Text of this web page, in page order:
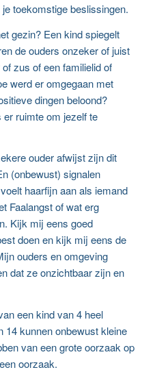
toekomstige beslissingen.
gezin? Een kind spiegelt
de ouders onzeker of juist
zus of een familielid of
werd er omgegaan met
dingen beloond?
ruimte om jezelf te
ouder afwijst zijn dit
(onbewust) signalen
haarfijn aan als iemand
Faalangst of wat erg
Kijk mij eens goed
doen en kijk mij eens de
ouders en omgeving
dat ze onzichtbaar zijn en
een kind van 4 heel
14 kunnen onbewust kleine
van een grote oorzaak op
oorzaak.